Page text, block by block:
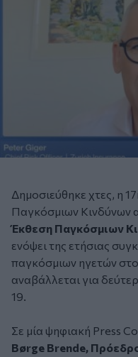
Δημοσιεύθηκε χτες, η
Παγκόσμιων Κινδύνων
Έκθεση Παγκόσμιων
ενόψει της ετήσιας
παγκόσμιων ηγετών
αναβάλλεται για
19.
Σε μία ψηφιακή Press
Børge Brende,